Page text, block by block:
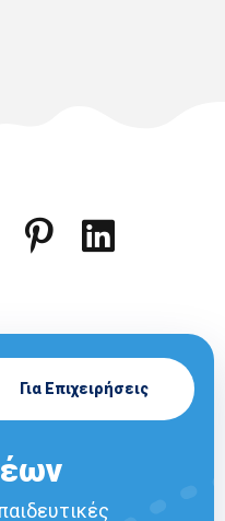
Για Επιχειρήσεις